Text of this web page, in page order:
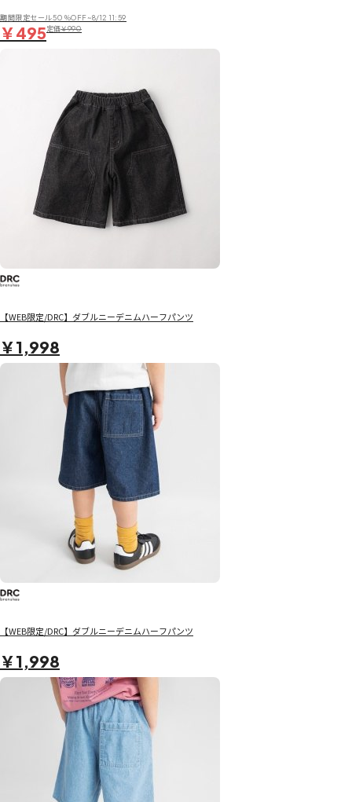
期間限定セール50％OFF~8/12 11:59
￥495定価￥990
【WEB限定/DRC】ダブルニーデニムハーフパンツ
￥1,998
【WEB限定/DRC】ダブルニーデニムハーフパンツ
￥1,998